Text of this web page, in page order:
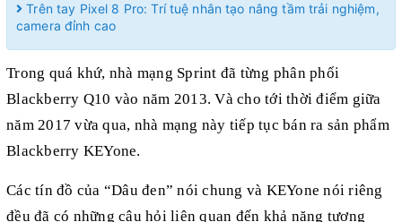
Trên tay Pixel 8 Pro: Trí tuệ nhân tạo nâng tầm trải nghiệm,
camera đỉnh cao
Trong quá khứ, nhà mạng Sprint đã từng phân phối
Blackberry Q10 vào năm 2013. Và cho tới thời điểm giữa
năm 2017 vừa qua, nhà mạng này tiếp tục bán ra sản phẩm
Blackberry KEYone.
Các tín đồ của “Dâu đen” nói chung và KEYone nói riêng
đều đã có những câu hỏi liên quan đến khả năng tương